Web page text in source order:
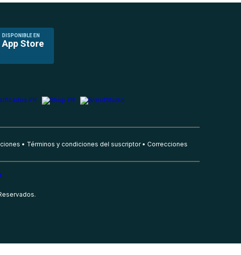
DISPONIBLE EN
App Store
Términos y condiciones del suscriptor Correcciones